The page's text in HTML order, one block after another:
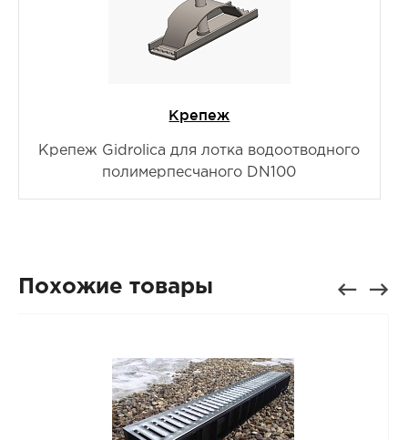
Крепеж
Крепеж Gidrolica для лотка водоотводного
полимерпесчаного DN100
Похожие товары